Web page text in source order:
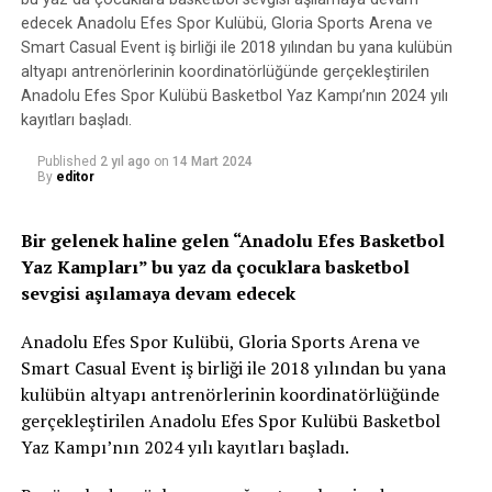
Kaynak: (BYZHA) – Beyaz Haber Ajansı
RELATED TOPICS:
UP NEXT
Kartepe’de Karate Şampiyonası Ödülleri Verildihaberi
DON'T MISS
törenle sahiplerini bulduhaberi
performans, Türkiye güreş camiasında büyük yankı
uyandırdı ve Mersin’e büyük bir gurur yaşattı.
edecek Anadolu Efes Spor Kulübü, Gloria Sports Arena ve
Smart Casual Event iş birliği ile 2018 yılından bu yana kulübün
altyapı antrenörlerinin koordinatörlüğünde gerçekleştirilen
Anadolu Efes Spor Kulübü Basketbol Yaz Kampı’nın 2024 yılı
kayıtları başladı.
Published 2 yıl ago on 14 Mart 2024
By editor
Bir gelenek haline gelen “Anadolu Efes Basketbol
Yaz Kampları” bu yaz da çocuklara basketbol
sevgisi aşılamaya devam edecek
Anadolu Efes Spor Kulübü, Gloria Sports Arena ve
Smart Casual Event iş birliği ile 2018 yılından bu yana
kulübün altyapı antrenörlerinin koordinatörlüğünde
gerçekleştirilen Anadolu Efes Spor Kulübü Basketbol
Yaz Kampı’nın 2024 yılı kayıtları başladı.